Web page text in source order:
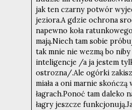
jak ten czarny potwór
jeziora.A gdzie ochrona
napewno koła
mają.Niech tam sobie
tak mnie nie wezmą bo
inteligencje /a ja jestem
ostrozna/.Ale ogórki
miała a oni marnie skończą
łagrach.Ponoć tam daleko
łagry jeszcze